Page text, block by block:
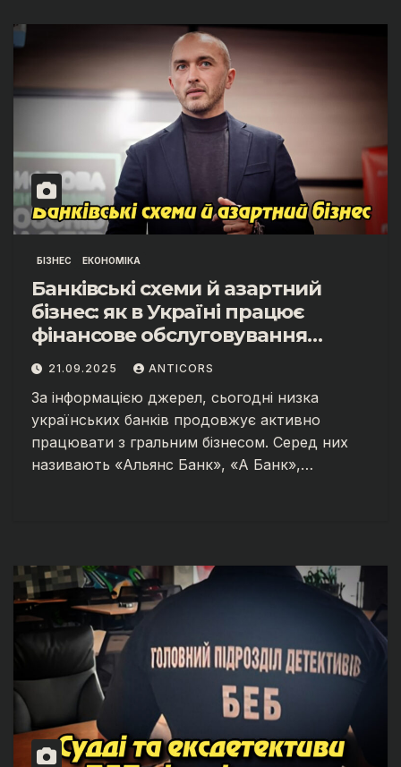
БІЗНЕС ЕКОНОМІКА
Банківські схеми й азартний
бізнес: як в Україні працює
фінансове обслуговування
онлайн-казино.
21.09.2025 ANTICORS
За інформацією джерел, сьогодні низка
українських банків продовжує активно
працювати з гральним бізнесом. Серед них
називають «Альянс Банк», «А Банк»,…